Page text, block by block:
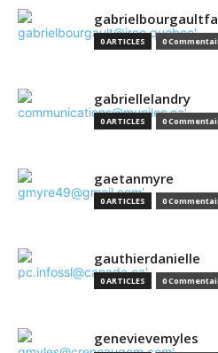
0 ARTICLES 0
gabriellelandry
0 ARTICLES 0
gaetanmyre
0 ARTICLES 0
gauthierdanielle
0 ARTICLES 0
genevievemyles